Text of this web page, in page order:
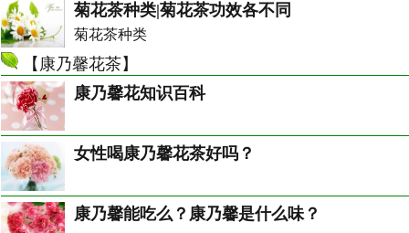
菊花茶种类|菊花茶功效各不同
菊花茶种类
【 康乃馨花茶】
康乃馨花知识百科
女性喝康乃馨花茶好吗？
康乃馨能吃么？康乃馨是什么味？